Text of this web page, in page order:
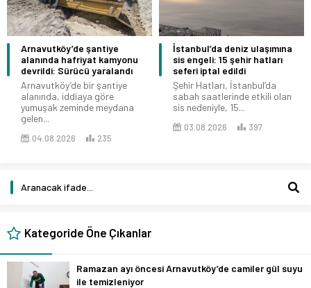
Arnavutköy’de şantiye
alanında hafriyat kamyonu
devrildi: Sürücü yaralandı
Arnavutköy’de bir şantiye
alanında, iddiaya göre
yumuşak zeminde meydana
gelen...
04.08.2026 235
İstanbul’da deniz ulaşımına
sis engeli: 15 şehir hatları
seferi iptal edildi
Şehir Hatları, İstanbul’da
sabah saatlerinde etkili olan
sis nedeniyle, 15...
03.08.2026 397
Kategoride Öne Çıkanlar
Ramazan ayı öncesi Arnavutköy’de camiler gül suyu
ile temizleniyor